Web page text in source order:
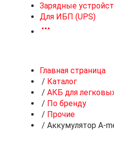
Зарядные
Для ИБП (UPS)
Главная страница
/ Каталог
/ АКБ для
/ По бренду
/ Прочие
/ Аккумулятор A-